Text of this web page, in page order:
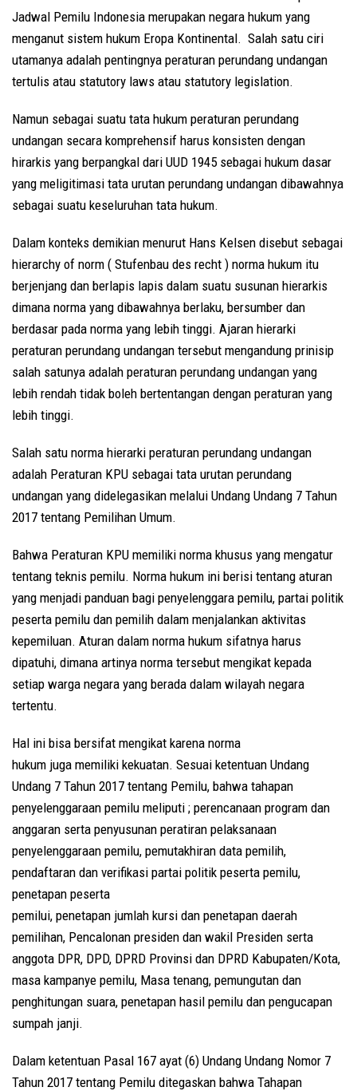
Jadwal Pemilu Indonesia merupakan negara hukum yang
menganut sistem hukum Eropa Kontinental. Salah satu ciri
utamanya adalah pentingnya peraturan perundang undangan
tertulis atau statutory laws atau statutory legislation.
Namun sebagai suatu tata hukum peraturan perundang
undangan secara komprehensif harus konsisten dengan
hirarkis yang berpangkal dari UUD 1945 sebagai hukum dasar
yang meligitimasi tata urutan perundang undangan dibawahnya
sebagai suatu keseluruhan tata hukum.
Dalam konteks demikian menurut Hans Kelsen disebut sebagai
hierarchy of norm ( Stufenbau des recht ) norma hukum itu
berjenjang dan berlapis lapis dalam suatu susunan hierarkis
dimana norma yang dibawahnya berlaku, bersumber dan
berdasar pada norma yang lebih tinggi. Ajaran hierarki
peraturan perundang undangan tersebut mengandung prinisip
salah satunya adalah peraturan perundang undangan yang
lebih rendah tidak boleh bertentangan dengan peraturan yang
lebih tinggi.
Salah satu norma hierarki peraturan perundang undangan
adalah Peraturan KPU sebagai tata urutan perundang
undangan yang didelegasikan melalui Undang Undang 7 Tahun
2017 tentang Pemilihan Umum.
Bahwa Peraturan KPU memiliki norma khusus yang mengatur
tentang teknis pemilu. Norma hukum ini berisi tentang aturan
yang menjadi panduan bagi penyelenggara pemilu, partai politik
peserta pemilu dan pemilih dalam menjalankan aktivitas
kepemiluan. Aturan dalam norma hukum sifatnya harus
dipatuhi, dimana artinya norma tersebut mengikat kepada
setiap warga negara yang berada dalam wilayah negara
tertentu.
Hal ini bisa bersifat mengikat karena norma
hukum juga memiliki kekuatan. Sesuai ketentuan Undang
Undang 7 Tahun 2017 tentang Pemilu, bahwa tahapan
penyelenggaraan pemilu meliputi ; perencanaan program dan
anggaran serta penyusunan peratiran pelaksanaan
penyelenggaraan pemilu, pemutakhiran data pemilih,
pendaftaran dan verifikasi partai politik peserta pemilu,
penetapan peserta
pemilui, penetapan jumlah kursi dan penetapan daerah
pemilihan, Pencalonan presiden dan wakil Presiden serta
anggota DPR, DPD, DPRD Provinsi dan DPRD Kabupaten/Kota,
masa kampanye pemilu, Masa tenang, pemungutan dan
penghitungan suara, penetapan hasil pemilu dan pengucapan
sumpah janji.
Dalam ketentuan Pasal 167 ayat (6) Undang Undang Nomor 7
Tahun 2017 tentang Pemilu ditegaskan bahwa Tahapan